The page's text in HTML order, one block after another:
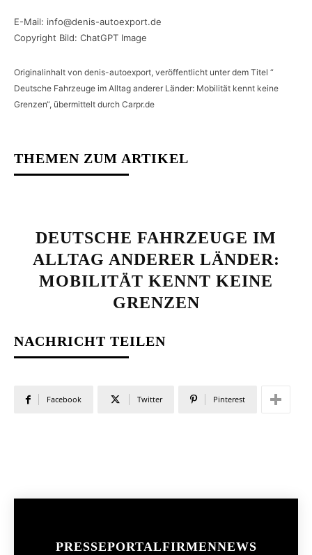
E-Mail: info@denis-autoexport.de
Copyright Bild: ChatGPT Image
Originalinhalt von denis-autoexport, veröffentlicht unter dem Titel “
Deutsche Fahrzeuge im Alltag anderer Länder: Mobilität kennt keine
Grenzen“, übermittelt durch Carpr.de
THEMEN ZUM ARTIKEL
DEUTSCHE FAHRZEUGE IM
ALLTAG ANDERER LÄNDER:
MOBILITÄT KENNT KEINE
GRENZEN
NACHRICHT TEILEN
Facebook Twitter Pinterest
PRESSEPORTALFIRMENNEWS